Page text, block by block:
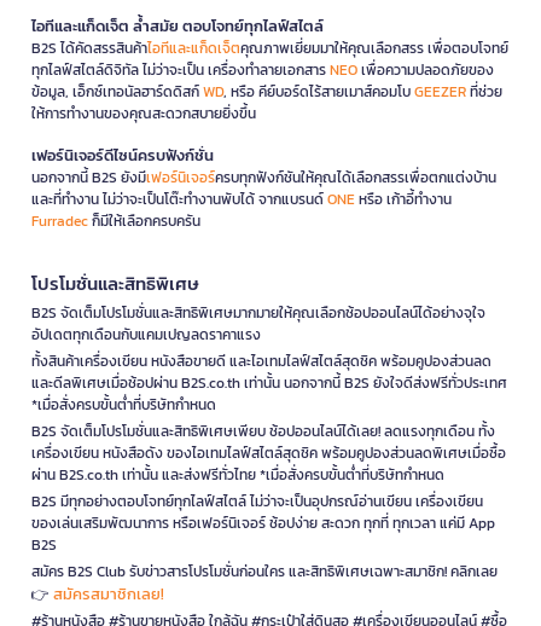
ไอทีและแก็ดเจ็ต ล้ำสมัย ตอบโจทย์ทุกไลฟ์สไตล์
B2S ได้คัดสรรสินค้าไอทีและแก็ดเจ็ตคุณภาพเยี่ยมมาให้คุณเลือกสรร เพื่อตอบโจทย์
ทุกไลฟ์สไตล์ดิจิทัล ไม่ว่าจะเป็น เครื่องทำลายเอกสารNEOเพื่อความปลอดภัยของ
ข้อมูล, เอ็กซ์เทอนัลฮาร์ดดิสก์WD, หรือ คีย์บอร์ดไร้สายเมาส์คอมโบGEEZERที่ช่วย
ให้การทำงานของคุณสะดวกสบายยิ่งขึ้น
เฟอร์นิเจอร์ดีไซน์ครบฟังก์ชั่น
นอกจากนี้ B2S ยังมีเฟอร์นิเจอร์ครบทุกฟังก์ชันให้คุณได้เลือกสรรเพื่อตกแต่งบ้าน
และที่ทำงาน ไม่ว่าจะเป็นโต๊ะทำงานพับได้ จากแบรนด์ONEหรือ เก้าอี้ทำงาน
Furradecก็มีให้เลือกครบครัน
โปรโมชั่นและสิทธิพิเศษ
B2S จัดเต็มโปรโมชั่นและสิทธิพิเศษมากมายให้คุณเลือกช้อปออนไลน์ได้อย่างจุใจ
อัปเดตทุกเดือนกับแคมเปญลดราคาแรง
ทั้งสินค้าเครื่องเขียน หนังสือขายดี และไอเทมไลฟ์สไตล์สุดชิค พร้อมคูปองส่วนลด
และดีลพิเศษเมื่อช้อปผ่าน B2S.co.th เท่านั้น นอกจากนี้ B2S ยังใจดีส่งฟรีทั่วประเทศ
*เมื่อสั่งครบขั้นต่ำที่บริษัทกำหนด
B2S จัดเต็มโปรโมชั่นและสิทธิพิเศษเพียบ ช้อปออนไลน์ได้เลย! ลดแรงทุกเดือน ทั้ง
เครื่องเขียน หนังสือดัง ของไอเทมไลฟ์สไตล์สุดชิค พร้อมคูปองส่วนลดพิเศษเมื่อซื้อ
ผ่าน B2S.co.th เท่านั้น และส่งฟรีทั่วไทย *เมื่อสั่งครบขั้นต่ำที่บริษัทกำหนด
B2S มีทุกอย่างตอบโจทย์ทุกไลฟ์สไตล์ ไม่ว่าจะเป็นอุปกรณ์อ่านเขียน เครื่องเขียน
ของเล่นเสริมพัฒนาการ หรือเฟอร์นิเจอร์ ช้อปง่าย สะดวก ทุกที่ ทุกเวลา แค่มี App
B2S
สมัคร B2S Club รับข่าวสารโปรโมชั่นก่อนใคร และสิทธิพิเศษเฉพาะสมาชิก! คลิกเลย
👉 สมัครสมาชิกเลย!
#ร้านหนังสือ #ร้านขายหนังสือ ใกล้ฉัน #กระเป๋าใส่ดินสอ #เครื่องเขียนออนไลน์ #ซื้อ